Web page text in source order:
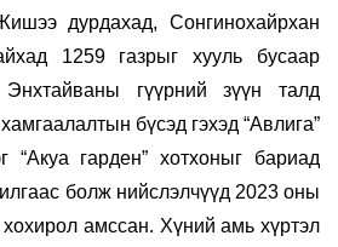
дурдахад, Сонгинохайрхан
1259 газрыг хууль бусаар
гүүрний зүүн талд
бүсэд гэхэд “Авлига”
“Акуа гарден” хотхоныг бариад
болж нийслэлчүүд 2023 оны
хохирол амссан. Хүний амь хүртэл